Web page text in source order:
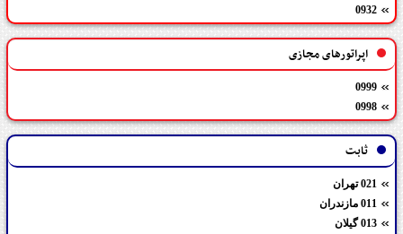
0932
اپراتورهای مجازی
0999
0998
ثابت
021 تهران
011 مازندران
013 گیلان